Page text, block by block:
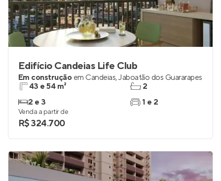
Edifício Candeias Life Club
Em construção em Candeias,Jaboatão dos Guararapes
43 e 54 m²
2 e 3
2
1 e 2
Venda a partir de
R$ 324.700